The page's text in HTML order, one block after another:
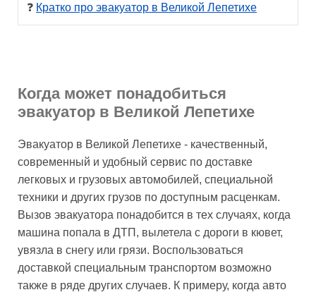
❓ Кратко про эвакуатор в Великой Лепетихе
Когда может понадобиться
эвакуатор в Великой Лепетихе
Эвакуатор в Великой Лепетихе - качественный,
современный и удобный сервис по доставке
легковых и грузовых автомобилей, специальной
техники и других грузов по доступным расценкам.
Вызов эвакуатора понадобится в тех случаях, когда
машина попала в ДТП, вылетела с дороги в кювет,
увязла в снегу или грязи. Воспользоваться
доставкой специальным транспортом возможно
также в ряде других случаев. К примеру, когда авто